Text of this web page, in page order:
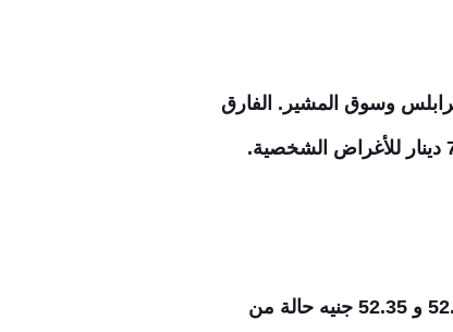
دينار، بينما قفز في السوق الموازي إلى 8.30 دينار في طرابلس وسوق المشير. الفارق
في ظل حالة التوازن النسبي التي يشهدها سوق الصرف منذ بداية مايو، يعكس استقرار الدولار بين 52.13 و 52.35 جنيه حالة من